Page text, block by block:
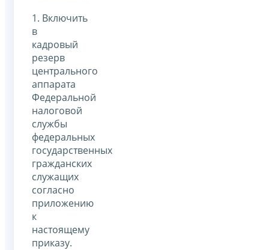
1. Включить
в
кадровый
резерв
центрального
аппарата
Федеральной
налоговой
службы
федеральных
государственных
гражданских
служащих
согласно
приложению
к
настоящему
приказу.